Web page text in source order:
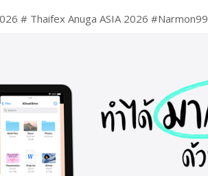
# Thaifex Anuga ASIA 2026 #Narmon99